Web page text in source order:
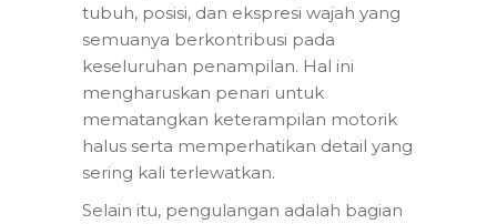
tubuh, posisi, dan ekspresi wajah yang
semuanya berkontribusi pada
keseluruhan penampilan. Hal ini
mengharuskan penari untuk
mematangkan keterampilan motorik
halus serta memperhatikan detail yang
sering kali terlewatkan.
Selain itu, pengulangan adalah bagian